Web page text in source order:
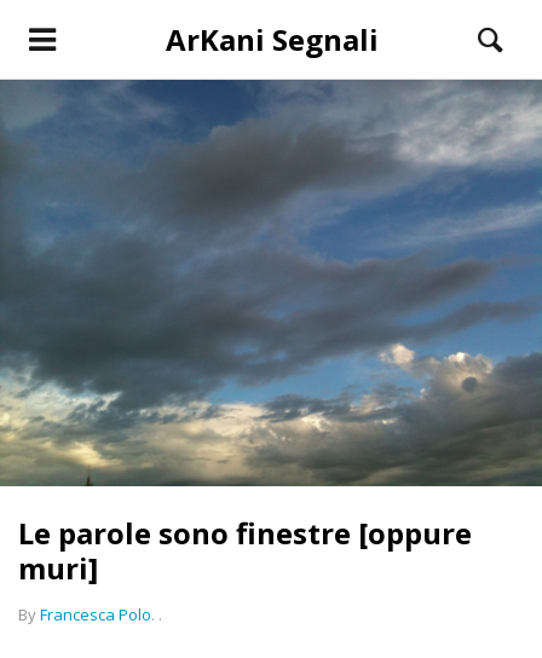
ArKani Segnali
Le parole sono finestre [oppure
muri]
ByFrancesca Polo. .